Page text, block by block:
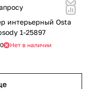
интерьерный Osta
1-25897
0 Нет в наличии